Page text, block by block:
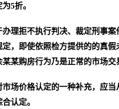
5折。
办理拒不执行判决、裁定刑事
，即使依照检方提供的的真
某购房行为乃是正常的市场
场价格认定的一种补充，应
认定。